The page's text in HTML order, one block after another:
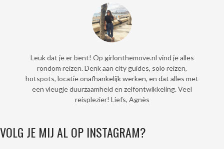
Leuk dat je er bent! Op girlonthemove.nl vind je alles
rondom reizen. Denk aan city guides, solo reizen,
hotspots, locatie onafhankelijk werken, en dat alles met
een vleugje duurzaamheid en zelfontwikkeling. Veel
reisplezier! Liefs, Agnès
VOLG JE MIJ AL OP INSTAGRAM?